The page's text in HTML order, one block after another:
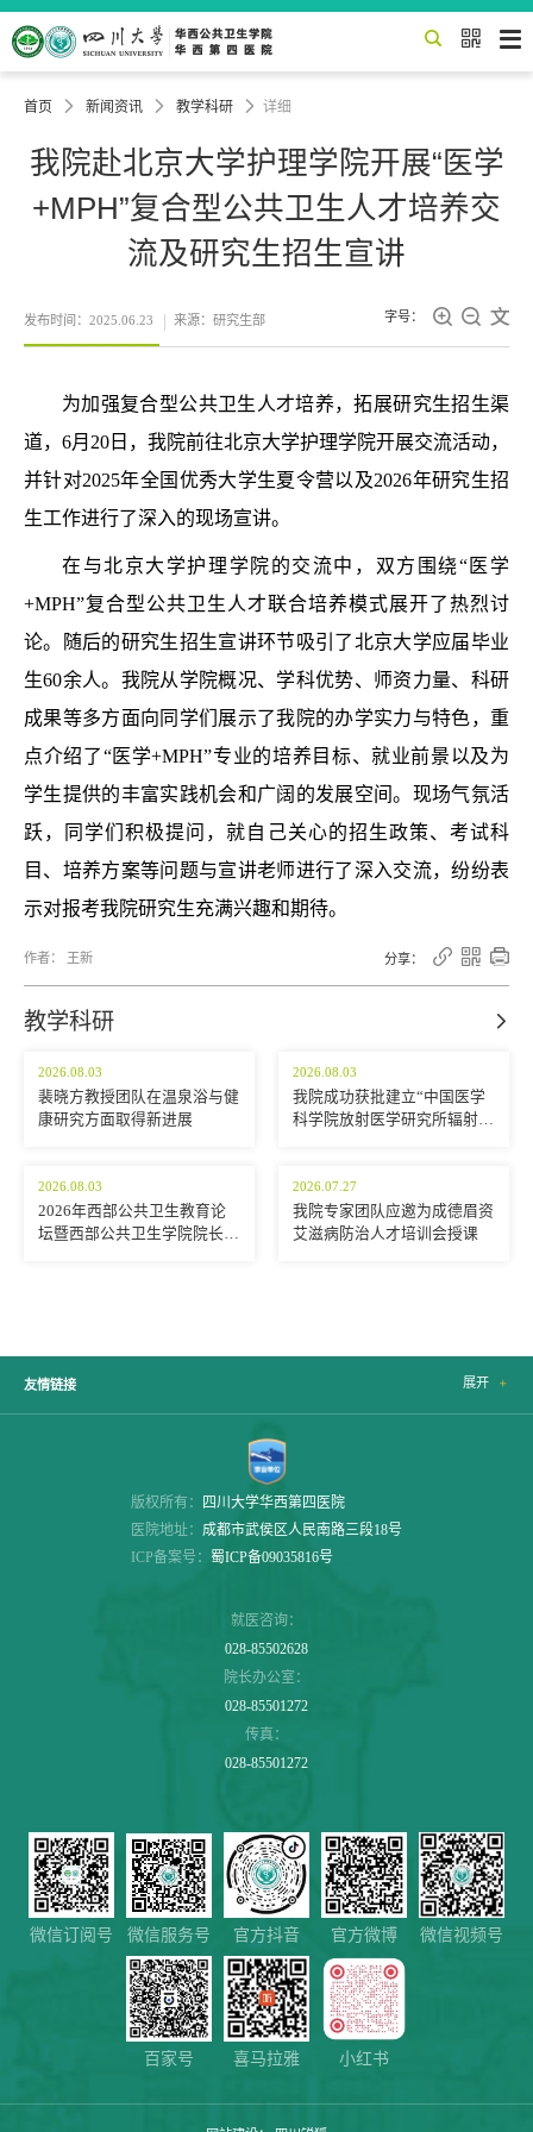
 
首页  新闻资讯  教学科研  详细
我院赴北京大学护理学院开展“医学
+MPH”复合型公共卫生人才培养交
流及研究生招生宣讲
发布时间：2025.06.23 来源：研究生部 字号：   
为加强复合型公共卫生人才培养，拓展研究生招生渠
道，6月20日，我院前往北京大学护理学院开展交流活动，
并针对2025年全国优秀大学生夏令营以及2026年研究生招
生工作进行了深入的现场宣讲。
在与北京大学护理学院的交流中，双方围绕“医学
+MPH”复合型公共卫生人才联合培养模式展开了热烈讨
论。随后的研究生招生宣讲环节吸引了北京大学应届毕业
生60余人。我院从学院概况、学科优势、师资力量、科研
成果等多方面向同学们展示了我院的办学实力与特色，重
点介绍了“医学+MPH”专业的培养目标、就业前景以及为
学生提供的丰富实践机会和广阔的发展空间。现场气氛活
跃，同学们积极提问，就自己关心的招生政策、考试科
目、培养方案等问题与宣讲老师进行了深入交流，纷纷表
示对报考我院研究生充满兴趣和期待。
作者： 王新 分享：   
教学科研 
2026.08.03
裴晓方教授团队在温泉浴与健
康研究方面取得新进展
2026.08.03
我院成功获批建立“中国医学
科学院放射医学研究所辐射生
2026.08.03
2026年西部公共卫生教育论
坛暨西部公共卫生学院院长/
2026.07.27
我院专家团队应邀为成德眉资
艾滋病防治人才培训会授课
友情链接 展开 
版权所有：
四川大学华西第四医院
医院地址： 成都市武侯区人民南路三段18号
ICP备案号： 蜀ICP备09035816号
就医咨询：
028-85502628
院长办公室：
028-85501272
传真：
028-85501272
微信订阅号 微信服务号 官方抖音 官方微博 微信视频号
百家号 喜马拉雅 小红书